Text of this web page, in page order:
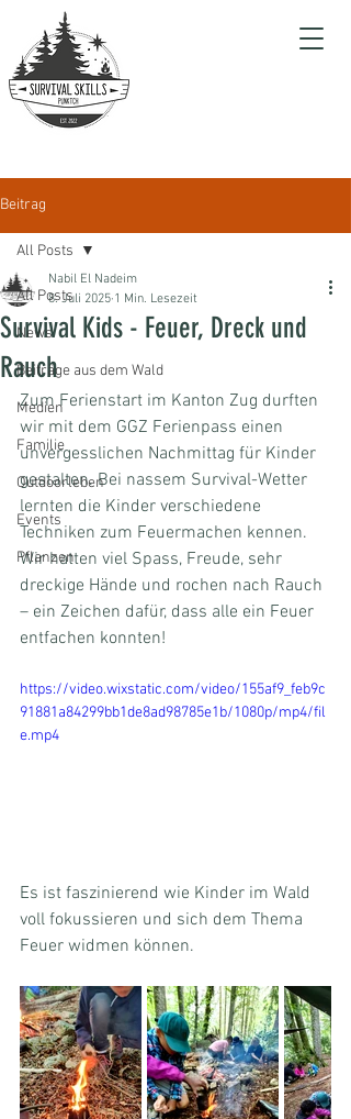
Beitrag
All Posts
News
Beiträge aus dem Wald
Medien
Familie
Outdoorleben
Events
Pflanzen
All Posts
Survival Kids - Feuer, Dreck und
Rauch
Nabil El Nadeim
8. Juli 2025 1 Min. Lesezeit
Zum Ferienstart im Kanton Zug durften
wir mit dem GGZ Ferienpass einen
unvergesslichen Nachmittag für Kinder
gestalten. Bei nassem Survival-Wetter
lernten die Kinder verschiedene
Techniken zum Feuermachen kennen.
Wir hatten viel Spass, Freude, sehr
dreckige Hände und rochen nach Rauch
– ein Zeichen dafür, dass alle ein Feuer
entfachen konnten!
https://video.wixstatic.com/video/155af9_feb9c
91881a84299bb1de8ad98785e1b/1080p/mp4/fil
e.mp4
Es ist faszinierend wie Kinder im Wald
voll fokussieren und sich dem Thema
Feuer widmen können.